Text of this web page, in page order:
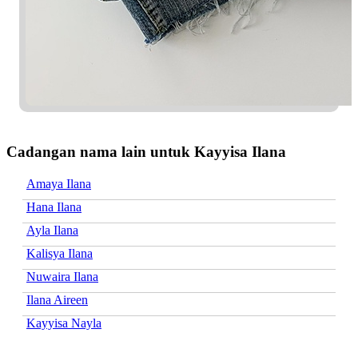
Cadangan nama lain untuk Kayyisa Ilana
Amaya Ilana
Hana Ilana
Ayla Ilana
Kalisya Ilana
Nuwaira Ilana
Ilana Aireen
Kayyisa Nayla